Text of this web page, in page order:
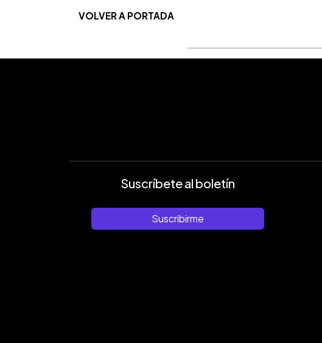
VOLVER A PORTADA
Suscríbete al boletín
Suscribirme